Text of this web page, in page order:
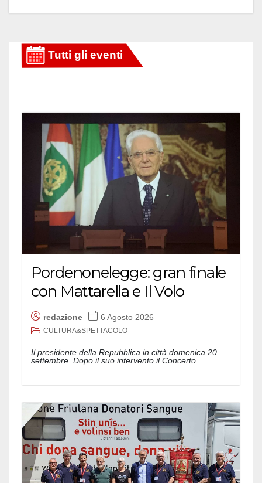
Pordenonelegge: gran finale
con Mattarella e Il Volo
redazione 6 Agosto 2026
CULTURA&SPETTACOLO
Il presidente della Repubblica in città domenica 20
settembre. Dopo il suo intervento il Concerto...